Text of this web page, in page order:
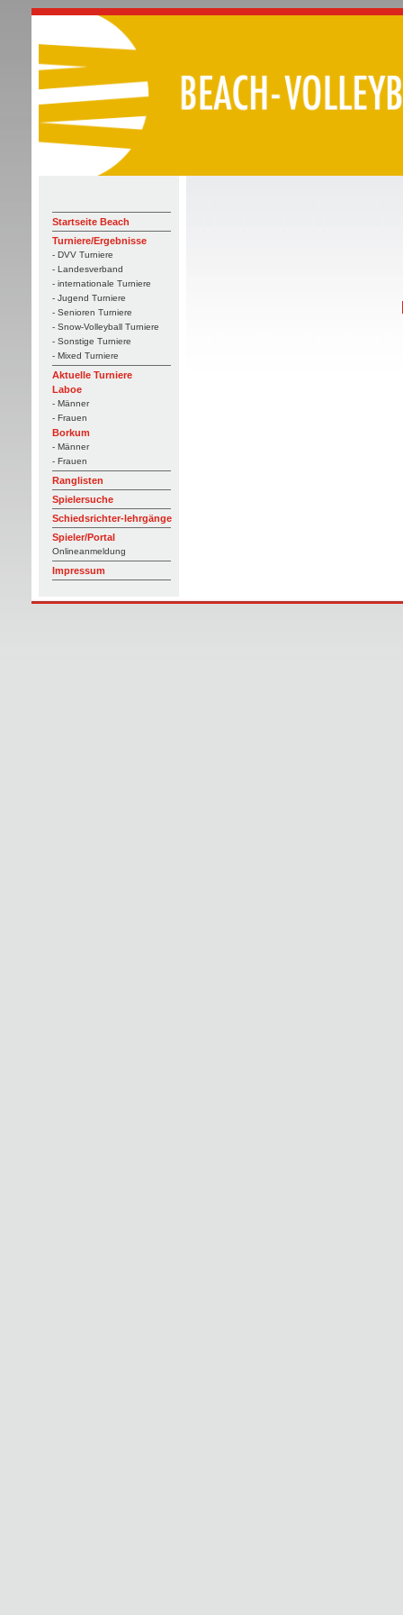
Startseite Beach
Turniere/Ergebnisse
- DVV Turniere
- Landesverband
- internationale Turniere
- Jugend Turniere
- Senioren Turniere
- Snow-Volleyball Turniere
- Sonstige Turniere
- Mixed Turniere
Aktuelle Turniere
Laboe
- Männer
- Frauen
Borkum
- Männer
- Frauen
Ranglisten
Spielersuche
Schiedsrichter-lehrgänge
Spieler/Portal
Onlineanmeldung
Impressum